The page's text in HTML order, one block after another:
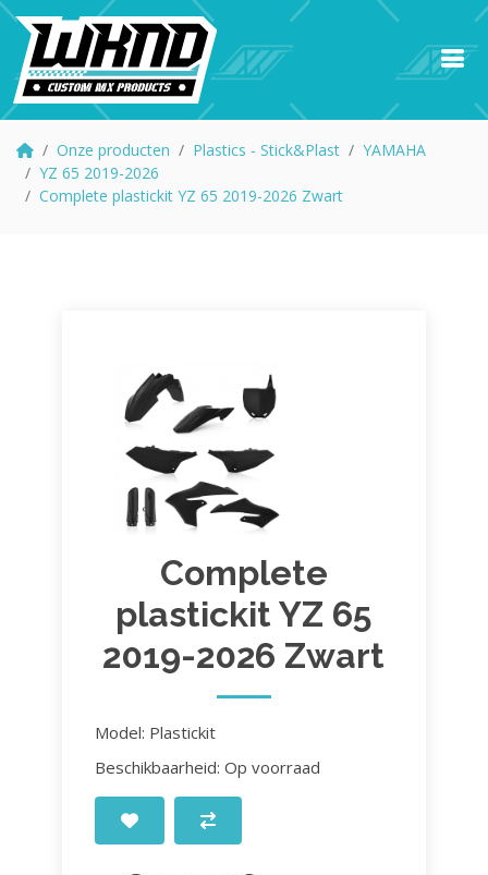
Onze producten Plastics - Stick&Plast
YAMAHA
YZ 65 2019-2026
Complete plastickit YZ 65 2019-2026 Zwart
Complete
plastickit YZ 65
2019-2026 Zwart
Model: Plastickit
Beschikbaarheid: Op voorraad